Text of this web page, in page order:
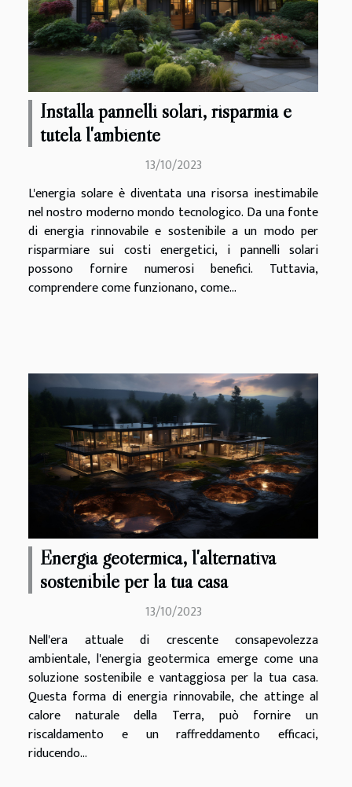
Installa pannelli solari, risparmia e
tutela l'ambiente
13/10/2023
L'energia solare è diventata una risorsa inestimabile
nel nostro moderno mondo tecnologico. Da una fonte
di energia rinnovabile e sostenibile a un modo per
risparmiare sui costi energetici, i pannelli solari
possono fornire numerosi benefici. Tuttavia,
comprendere come funzionano, come...
Energia geotermica, l'alternativa
sostenibile per la tua casa
13/10/2023
Nell'era attuale di crescente consapevolezza
ambientale, l'energia geotermica emerge come una
soluzione sostenibile e vantaggiosa per la tua casa.
Questa forma di energia rinnovabile, che attinge al
calore naturale della Terra, può fornire un
riscaldamento e un raffreddamento efficaci,
riducendo...